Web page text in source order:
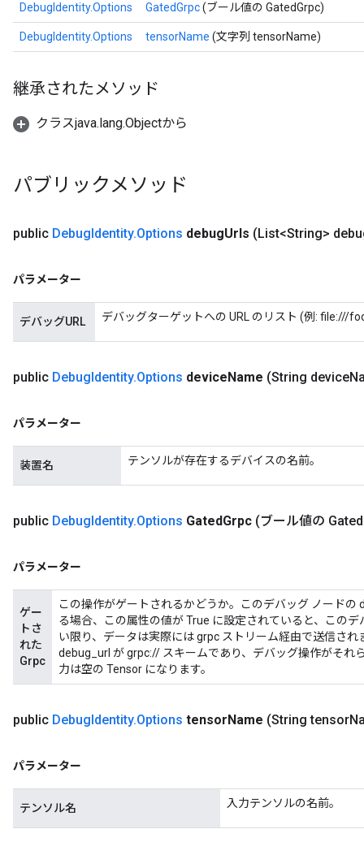
DebugIdentity.Options GatedGrpc(ブール値の GatedGrpc)
DebugIdentity.Options tensorName (文字列 tensorName)
継承されたメソッド
クラスjava.lang.Objectから
パブリックメソッド
public DebugIdentity.Options debugUrls (List<String>
パラメーター
デバッグURL デバッグターゲットへの URL のリスト (例:
public DebugIdentity.Options deviceName (String device
パラメーター
装置名 テンソルが存在するデバイスの名前。
public DebugIdentity.Options GatedGrpc (ブール値の Gated
パラメーター
ゲー
トさ
れた
Grpc
この操作がゲートされるかどうか。このデバッグ ノード
る場合、この属性の値が True に設定されていると、この
い限り、データは実際には grpc ストリーム経由で送信さ
debug_url が grpc:// スキームであり、デバッグ操作がそれ
力は空の Tensor になります。
public DebugIdentity.Options tensorName (String tensor
パラメーター
テンソル名 入力テンソルの名前。